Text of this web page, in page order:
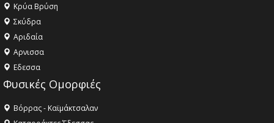
Κρύα Βρύση
Σκύδρα
Αριδαία
Aρνισσα
Eδεσσα
Φυσικές Ομορφιές
Βόρρας - Καϊμάκτσαλαν